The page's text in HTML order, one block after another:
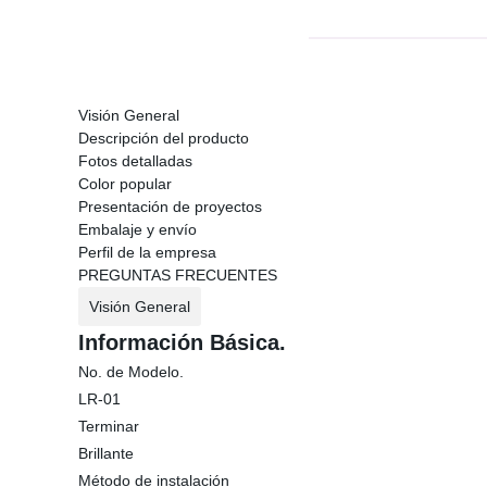
Visión General
Descripción del producto
Fotos detalladas
Color popular
Presentación de proyectos
Embalaje y envío
Perfil de la empresa
PREGUNTAS FRECUENTES
Visión General
Información Básica.
No. de Modelo.
LR-01
Terminar
Brillante
Método de instalación